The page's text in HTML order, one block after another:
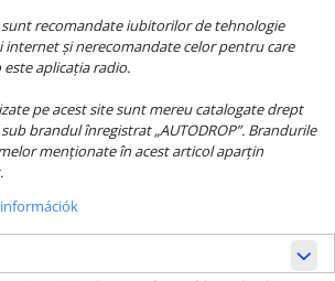
recomandate iubitorilor de tehnologie
internet și nerecomandate celor pentru care
aplicația radio.
pe acest site sunt mereu catalogate drept
brandul înregistrat „AUTODROP”. Brandurile
menționate în acest articol aparțin